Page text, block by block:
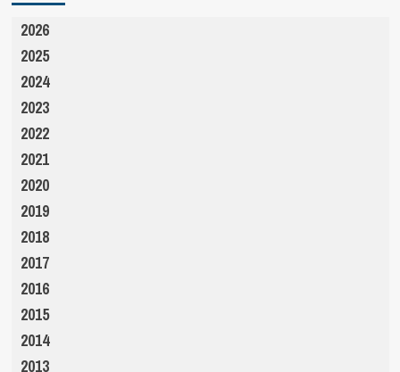
2026
2025
2024
2023
2022
2021
2020
2019
2018
2017
2016
2015
2014
2013